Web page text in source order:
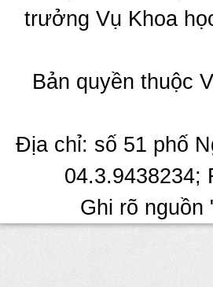
trưởng Vụ Khoa
Bản quyền thuộc
Địa chỉ: số 51 phố
04.3.9438234;
Ghi rõ nguồn